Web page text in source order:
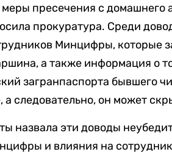
пресечения с домашнего
прокуратура. Среди
Минцифры, которые
а также информация о
загранпаспорта бывшего
а следовательно, он может
назвала эти доводы
и влияния на